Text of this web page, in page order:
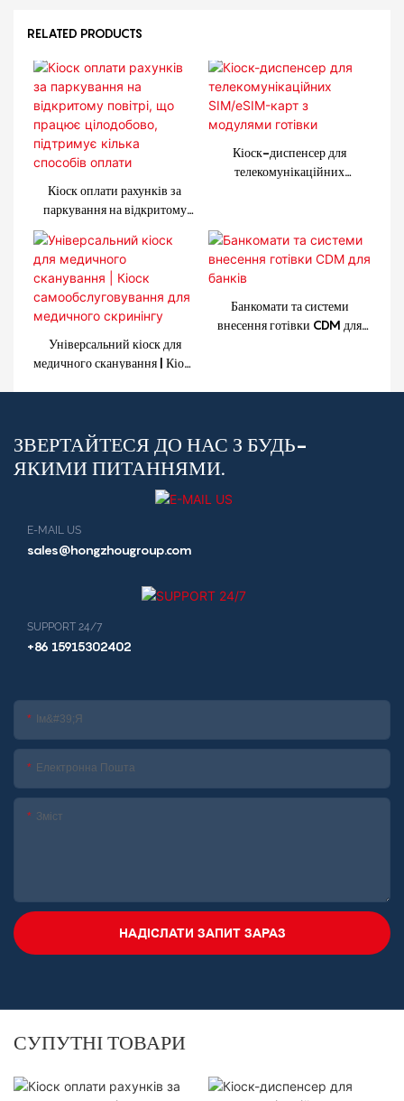
RELATED PRODUCTS
Кіоск оплати рахунків за
паркування на відкритому
цілодобово, підтримує кілька
способів оплати
Кіоск-диспенсер для
телекомунікаційних
Універсальний кіоск для
медичного сканування | Кіоск
Банкомати та системи
внесення готівки CDM для
ЗВЕРТАЙТЕСЯ ДО НАС З БУДЬ-
ЯКИМИ ПИТАННЯМИ.
E-MAIL US
sales@hongzhougroup.com
SUPPORT 24/7
+86 15915302402
Ім&#39;я
Електронна Пошта
Зміст
НАДІСЛАТИ ЗАПИТ ЗАРАЗ
СУПУТНІ ТОВАРИ